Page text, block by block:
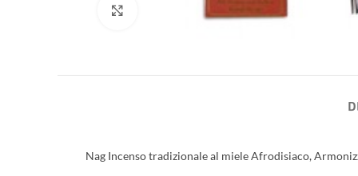
Nag Incenso tradizionale al miele Afrodisiaco,